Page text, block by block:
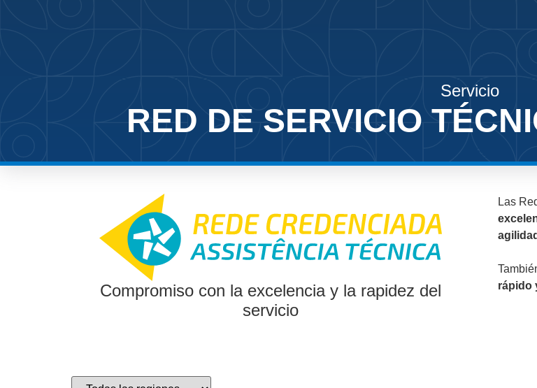
Servicio
RED DE SERVICIO
Compromiso con la excelencia y la rapidez del
servicio
Las
agilidad
rápido